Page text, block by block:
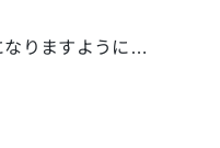
なりますように…